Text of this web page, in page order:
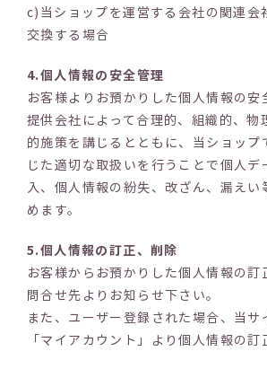
c)当ショップを運営する会社の関連会
交換する場合
4.個人情報の安全管理
お客様よりお預かりした個人情報の安
提供会社によって合理的、組織的、物
的施策を講じるとともに、当ショップ
じた適切な取扱いを行うことで個人デ
入、個人情報の紛失、改ざん、漏えい
めます。
5.個人情報の訂正、削除
お客様からお預かりした個人情報の訂
問合せ先よりお知らせ下さい。
また、ユーザー登録された場合、当サ
「マイアカウント」より個人情報の訂